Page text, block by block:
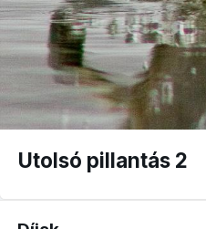
Utolsó pillantás 2